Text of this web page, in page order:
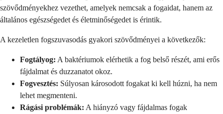
szövődményekhez vezethet, amelyek nemcsak a fogaidat, hanem az
általános egészségedet és életminőségedet is érintik.
A kezeletlen fogszuvasodás gyakori szövődményei a következők:
Fogtályog: A baktériumok elérhetik a fog belső részét, ami erős
fájdalmat és duzzanatot okoz.
Fogvesztés: Súlyosan károsodott fogakat ki kell húzni, ha nem
lehet megmenteni.
Rágási problémák: A hiányzó vagy fájdalmas fogak